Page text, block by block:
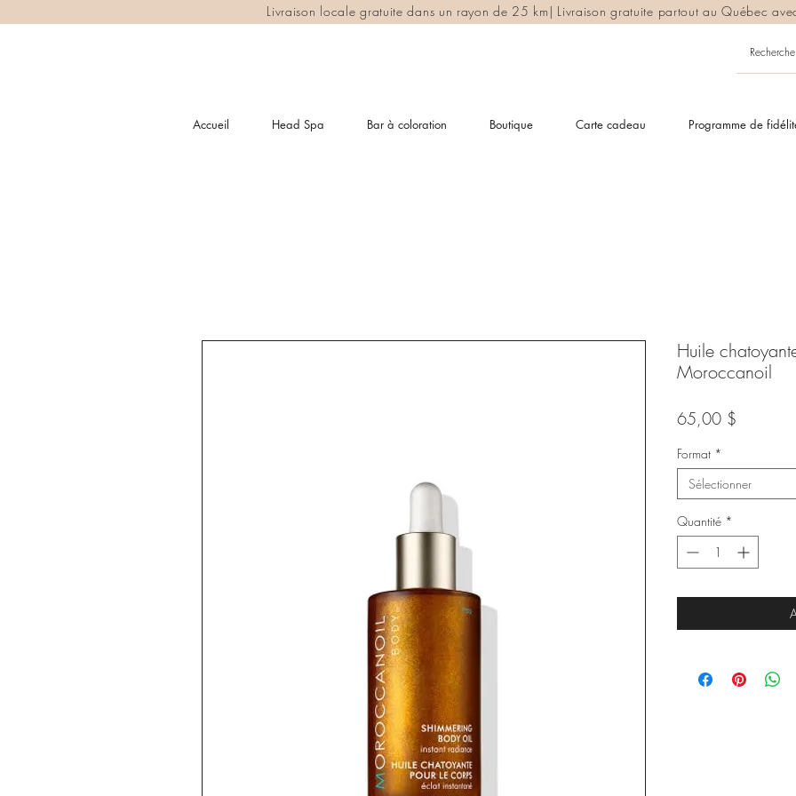
Livraison locale gratuite dans un rayon de 25 km| Livraison gratuite partout au Québec
Accueil Head Spa Bar à coloration Boutique Carte cadeau Programme de
Huile
Moroccanoil
65,00 $
Format *
Sélectionner
Quantité *